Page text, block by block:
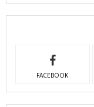
FACEBOOK